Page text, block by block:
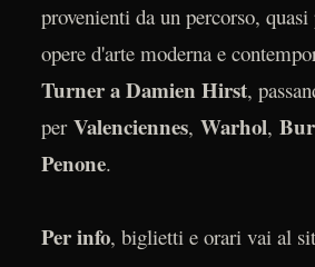
provenienti da un percorso,
opere d'arte moderna e
Turner a Damien Hirst,
per Valenciennes, Warhol,
Penone.
Per info, biglietti e orari vai al